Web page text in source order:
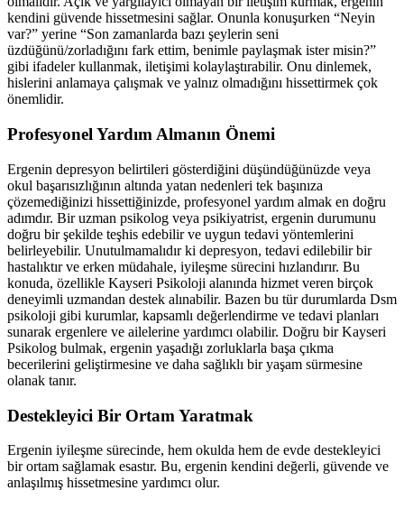
kendini güvende hissetmesini sağlar. Onunla konuşurken “Neyin
var?” yerine “Son zamanlarda bazı şeylerin seni
üzdüğünü/zorladığını fark ettim, benimle paylaşmak ister misin?”
gibi ifadeler kullanmak, iletişimi kolaylaştırabilir. Onu dinlemek,
hislerini anlamaya çalışmak ve yalnız olmadığını hissettirmek çok
önemlidir.
Profesyonel Yardım Almanın Önemi
Ergenin depresyon belirtileri gösterdiğini düşündüğünüzde veya
okul başarısızlığının altında yatan nedenleri tek başınıza
çözemediğinizi hissettiğinizde, profesyonel yardım almak en doğru
adımdır. Bir uzman psikolog veya psikiyatrist, ergenin durumunu
doğru bir şekilde teşhis edebilir ve uygun tedavi yöntemlerini
belirleyebilir. Unutulmamalıdır ki depresyon, tedavi edilebilir bir
hastalıktır ve erken müdahale, iyileşme sürecini hızlandırır. Bu
konuda, özellikle Kayseri Psikoloji alanında hizmet veren birçok
deneyimli uzmandan destek alınabilir. Bazen bu tür durumlarda Dsm
psikoloji gibi kurumlar, kapsamlı değerlendirme ve tedavi planları
sunarak ergenlere ve ailelerine yardımcı olabilir. Doğru bir Kayseri
Psikolog bulmak, ergenin yaşadığı zorluklarla başa çıkma
becerilerini geliştirmesine ve daha sağlıklı bir yaşam sürmesine
olanak tanır.
Destekleyici Bir Ortam Yaratmak
Ergenin iyileşme sürecinde, hem okulda hem de evde destekleyici
bir ortam sağlamak esastır. Bu, ergenin kendini değerli, güvende ve
anlaşılmış hissetmesine yardımcı olur.